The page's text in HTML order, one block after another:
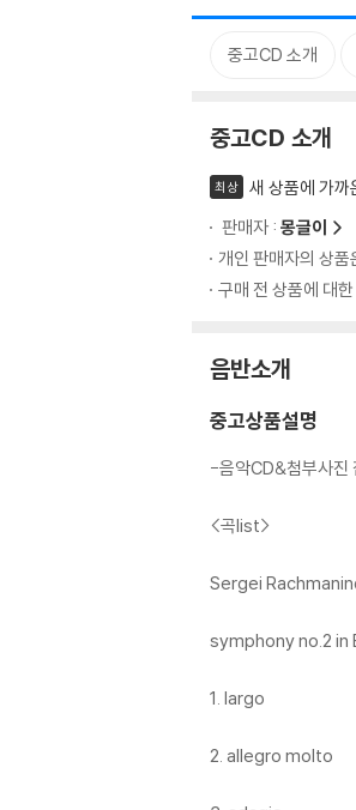
중고CD 소개
중고CD 소개
최상
새 상품에 가까
판매자 : 몽글이
개인 판매자의 상
구매 전 상품에 대
음반소개
중고상품설명
-음악CD&첨부사진
<곡list>
Sergei
symphony no.2 in
1. largo
2. allegro molto